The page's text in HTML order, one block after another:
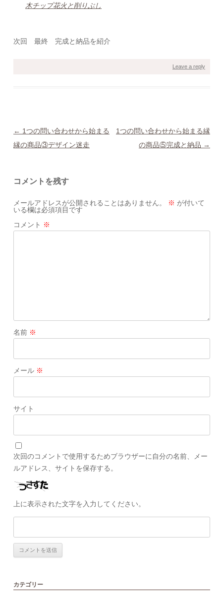
木チップ花火と削りぶし
次回 最終 完成と納品を紹介
Leave a reply
Post navigation
← 1つの問い合わせから始まる
縁の商品③デザイン迷走
1つの問い合わせから始まる縁
の商品⑤完成と納品 →
コメントを残す
メールアドレスが公開されることはありません。 ※ が付いて
いる欄は必須項目です
コメント ※
名前 ※
メール ※
サイト
次回のコメントで使用するためブラウザーに自分の名前、メー
ルアドレス、サイトを保存する。
上に表示された文字を入力してください。
カテゴリー